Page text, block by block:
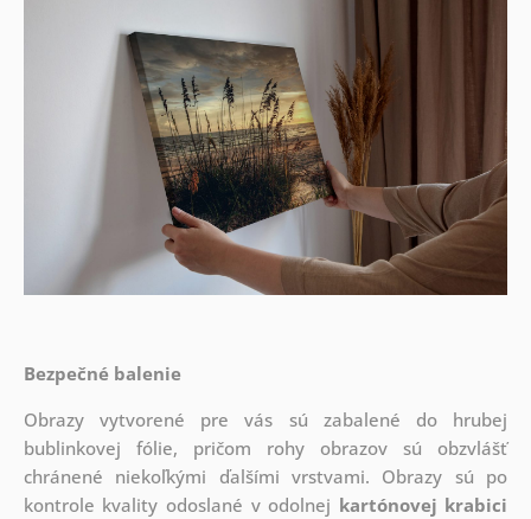
Bezpečné balenie
Obrazy vytvorené pre vás sú zabalené do hrubej
bublinkovej fólie, pričom rohy obrazov sú obzvlášť
chránené niekoľkými ďalšími vrstvami. Obrazy sú po
kontrole kvality odoslané v odolnej kartónovej krabici